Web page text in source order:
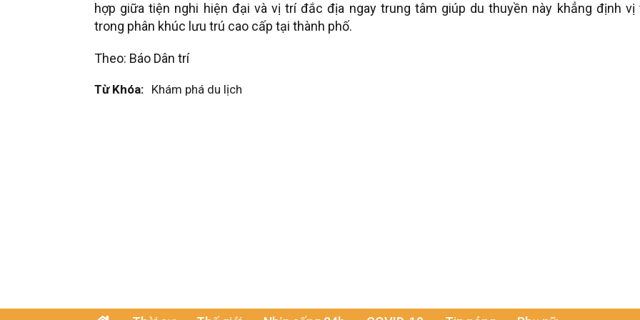
hợp giữa tiện nghi hiện đại và vị trí đắc địa ngay trung tâm giúp du thuyền này khẳng định vị
trong phân khúc lưu trú cao cấp tại thành phố.
Theo: Báo Dân trí
Từ Khóa: Khám phá du lịch